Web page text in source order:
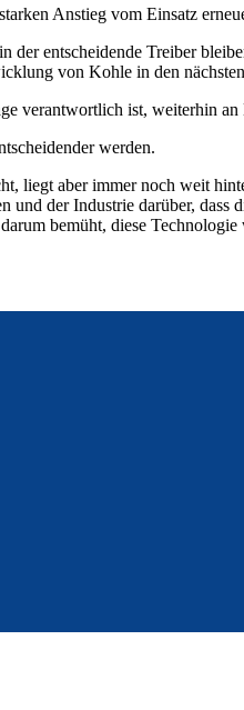
Anstieg vom Einsatz
entscheidende Treiber
von Kohle in den
verantwortlich ist, weiterhin an
werden.
liegt aber immer noch weit
der Industrie darüber,
bemüht, diese Technologie